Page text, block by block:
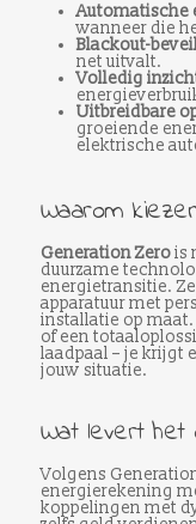
Automatische
wanneer die
Blackout-
net uitvalt.
Volledig
Uitbreidbare
groeiende
elektrische
Waarom
Generation Zerois
duurzame
energietransitie.
apparatuur met
installatie op
of een
laadpaal – je krijgt
jouw situatie.
Wat levert het
Volgens
energierekening
koppelingen met